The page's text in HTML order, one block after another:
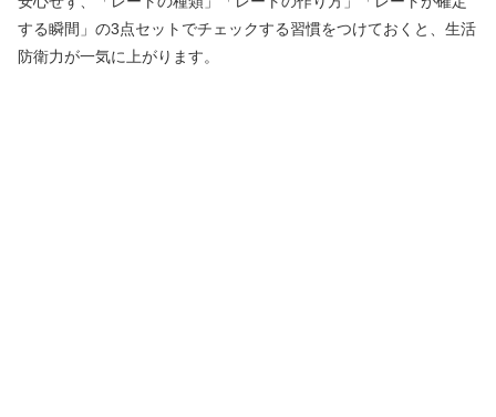
する瞬間」の3点セットでチェックする習慣をつけておくと、生活
防衛力が一気に上がります。